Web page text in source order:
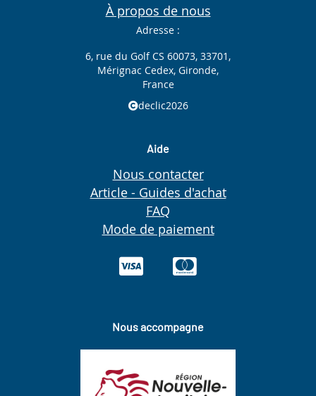
À propos de nous
Adresse :
6, rue du Golf CS 60073, 33701,
Mérignac Cedex, Gironde,
France
declic2026
Aide
Nous contacter
Article - Guides d'achat
FAQ
Mode de paiement
Nous accompagne